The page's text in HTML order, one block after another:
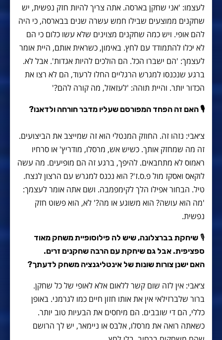
לעצמו: 'אני שחקן בארסה. אתה צריך להיות חזק נפשית, יש
שחקנים ממוצעים שבילו חמש עשרה שנים בבארסה, כי היה
להם אופי. ויש כמה שחקנים מצוינים שלא עשו כלום כי הם
לא יכלו להתמודד עם לחץ. באימון, כשראית אותם, היית אומר
לעצמך: 'הם ישברו הכל. הם הולכים להיות אגדות'. אבל לא.
ברגע שנכנסו למגרש הרגליים החלו לרעוד, הם לא רצו את
הכדור יותר. והיית תוהה: 'לעזאזל, מה קורה להם?'
🎙 האם זה הפחד המפורסם שעליו מדבר חורחה ולדאנו?
צ׳אבי: נזהו זה. החוזק המנטלי הוא זה שמייצב את הביצועים.
זה מה שמחזק אותך. כשיש אש, מרסלו, מודריץ' או סרחיו
ראמוס לא מתחבאים. להיפך, ברגע זה הם מופיעים. מה עשה
לוקאס ואסקז מול פ.ס.ז'? הוא נכנס למגרש עם הרצון לנצח.
טיל. הבחור אפילו הלך לקימפמבה. ושם אתה אומר לעצמך:
'מה הוא עושה? הוא משוגע או מה?' לא, הוא פשוט חזק
נפשית.
🎙 שיחקת בברצלונה, שיש לה פילוסופיית משחק מאוד
ספציפית. אבל גם שיחקת עם הרבה שחקנים זרים.
האם ישנן צורות שונות של אינטליגנציה משחק לדעתך?
צ׳אבי: אין לזה שום קשר ללאום אלא לאופי של כל שחקן.
ברור שלברזילאי אין את אותו חזון חיים כמו לגרמני. באופן
כללי, הם די שובבים. הם מיחסים את הבעיות טוב יותר.
כשאתה רואה את מרסלו, אלבס או ניימאר, יש לך הרושם